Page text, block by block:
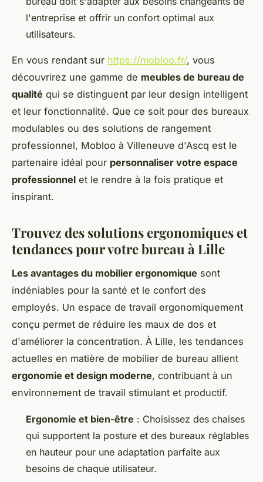
l'entreprise et offrir un confort optimal aux
utilisateurs.
En vous rendant sur https://mobloo.fr/, vous
découvrirez une gamme de meubles de bureau de
qualité qui se distinguent par leur design intelligent
et leur fonctionnalité. Que ce soit pour des bureaux
modulables ou des solutions de rangement
professionnel, Mobloo à Villeneuve d'Ascq est le
partenaire idéal pour personnaliser votre espace
professionnel et le rendre à la fois pratique et
inspirant.
Trouvez des solutions ergonomiques et
tendances pour votre bureau à Lille
Les avantages du mobilier ergonomique sont
indéniables pour la santé et le confort des
employés. Un espace de travail ergonomiquement
conçu permet de réduire les maux de dos et
d'améliorer la concentration. À Lille, les tendances
actuelles en matière de mobilier de bureau allient
ergonomie et design moderne, contribuant à un
environnement de travail stimulant et productif.
Ergonomie et bien-être : Choisissez des chaises
qui supportent la posture et des bureaux réglables
en hauteur pour une adaptation parfaite aux
besoins de chaque utilisateur.